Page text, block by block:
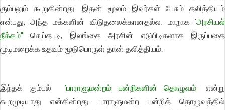
கும்பலும் கூறுகின்றது. இதன் மூலம் இவர்கள் பேசும் தலித்தியம்
என்பது, அந்த மக்களின் விடுதலைக்கானதல்ல. மாறாக 'அரசியல்
நீக்கம்" செய்தபடி, இலங்கை அரசின் எடுபிடிகளாக இருப்பதை
மூடிமறைக்க உதவும் மூடுபொருள் தான் தலித்தியம்.
இந்தக் கும்பல் 'பாராளுமன்றம் பன்றிகளின் தொழுவம்" என்று
கூறமுடியாது என்கின்றது. பாராளுமன்ற பன்றித் தொழுவத்தில்